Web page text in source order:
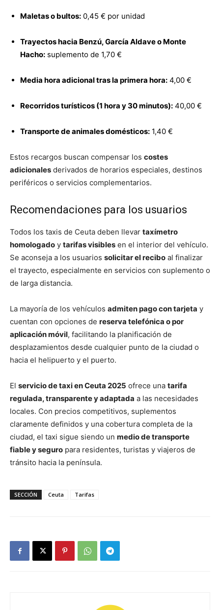
Maletas o bultos: 0,45 € por unidad
Trayectos hacia Benzú, García Aldave o Monte
Hacho: suplemento de 1,70 €
Media hora adicional tras la primera hora: 4,00 €
Recorridos turísticos (1 hora y 30 minutos): 40,00 €
Transporte de animales domésticos: 1,40 €
Estos recargos buscan compensar los costes
adicionales derivados de horarios especiales, destinos
periféricos o servicios complementarios.
Recomendaciones para los usuarios
Todos los taxis de Ceuta deben llevar taxímetro
homologado y tarifas visibles en el interior del vehículo.
Se aconseja a los usuarios solicitar el recibo al finalizar
el trayecto, especialmente en servicios con suplemento o
de larga distancia.
La mayoría de los vehículos admiten pago con tarjeta y
cuentan con opciones de reserva telefónica o por
aplicación móvil, facilitando la planificación de
desplazamientos desde cualquier punto de la ciudad o
hacia el helipuerto y el puerto.
El servicio de taxi en Ceuta 2025 ofrece una tarifa
regulada, transparente y adaptada a las necesidades
locales. Con precios competitivos, suplementos
claramente definidos y una cobertura completa de la
ciudad, el taxi sigue siendo un medio de transporte
fiable y seguro para residentes, turistas y viajeros de
tránsito hacia la península.
SECCIÓN Ceuta Tarifas